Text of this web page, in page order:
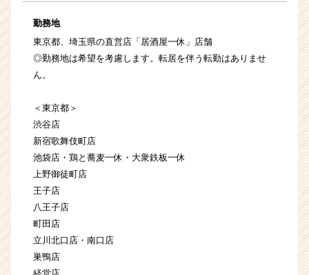
勤務地
東京都、埼玉県の直営店「居酒屋一休」店舗
◎勤務地は希望を考慮します。転居を伴う転勤はありませ
ん。
＜東京都＞
渋谷店
新宿歌舞伎町店
池袋店・鶏と蕎麦一休・大衆鉄板一休
上野御徒町店
王子店
八王子店
町田店
立川北口店・南口店
巣鴨店